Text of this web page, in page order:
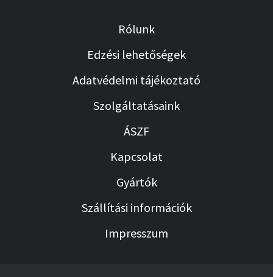
Rólunk
Edzési lehetőségek
Adatvédelmi tájékoztató
Szolgáltatásaink
ÁSZF
Kapcsolat
Gyártók
Szállítási információk
Impresszum